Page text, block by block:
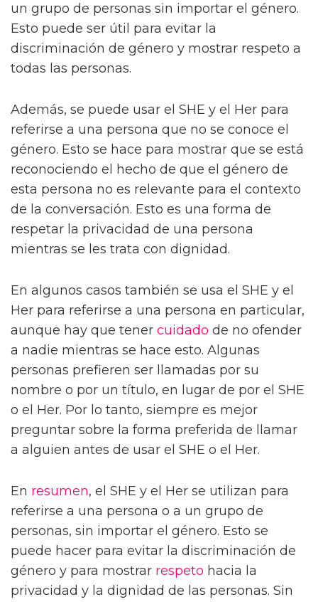
un grupo de personas sin importar el género.
Esto puede ser útil para evitar la
discriminación de género y mostrar respeto a
todas las personas.
Además, se puede usar el SHE y el Her para
referirse a una persona que no se conoce el
género. Esto se hace para mostrar que se está
reconociendo el hecho de que el género de
esta persona no es relevante para el contexto
de la conversación. Esto es una forma de
respetar la privacidad de una persona
mientras se les trata con dignidad.
En algunos casos también se usa el SHE y el
Her para referirse a una persona en particular,
aunque hay que tener cuidado de no ofender
a nadie mientras se hace esto. Algunas
personas prefieren ser llamadas por su
nombre o por un título, en lugar de por el SHE
o el Her. Por lo tanto, siempre es mejor
preguntar sobre la forma preferida de llamar
a alguien antes de usar el SHE o el Her.
En resumen, el SHE y el Her se utilizan para
referirse a una persona o a un grupo de
personas, sin importar el género. Esto se
puede hacer para evitar la discriminación de
género y para mostrar respeto hacia la
privacidad y la dignidad de las personas. Sin